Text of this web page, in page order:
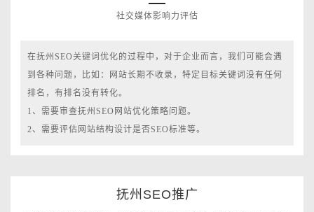
社交媒体影响力评估
在抚州SEO关键词优化的过程中，对于企业而言，我们可能会遇
到各种问题，比如：网站长期不收录，特定目标关键词没有任何
排名，有排名没有转化。
1、需要审查抚州SEO网站优化策略问题。
2、需要评估网站结构设计是否SEO标准等。
抚州SEO推广